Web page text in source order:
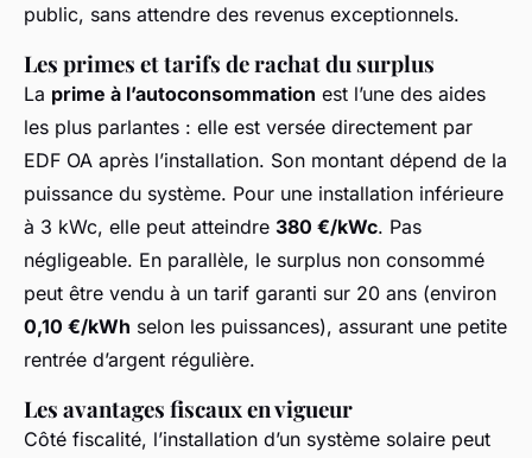
public, sans attendre des revenus exceptionnels.
Les primes et tarifs de rachat du surplus
La prime à l’autoconsommation est l’une des aides
les plus parlantes : elle est versée directement par
EDF OA après l’installation. Son montant dépend de la
puissance du système. Pour une installation inférieure
à 3 kWc, elle peut atteindre 380 €/kWc. Pas
négligeable. En parallèle, le surplus non consommé
peut être vendu à un tarif garanti sur 20 ans (environ
0,10 €/kWh selon les puissances), assurant une petite
rentrée d’argent régulière.
Les avantages fiscaux en vigueur
Côté fiscalité, l’installation d’un système solaire peut